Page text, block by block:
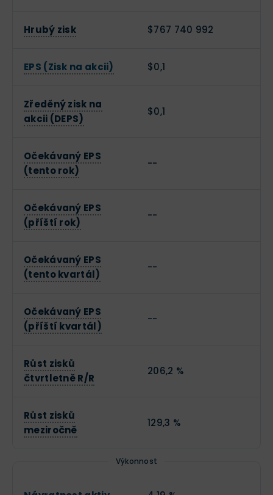
Hrubý zisk $767 740 992
EPS (Zisk na akcii) $0,1
Zředěný zisk na
akcii (DEPS)
$0,1
Očekávaný EPS
(tento rok)
--
Očekávaný EPS
(příští rok)
--
Očekávaný EPS
(tento kvartál)
--
Očekávaný EPS
(příští kvartál)
--
Růst zisků
čtvrtletně R/R
206,2 %
Růst zisků
meziročně
129,3 %
Výkonnost